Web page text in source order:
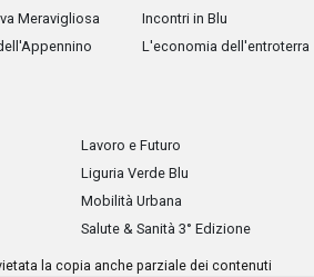
Meravigliosa
Incontri in Blu
L'economia dell'entroterra
Lavoro e Futuro
Liguria Verde Blu
Mobilità Urbana
Salute & Sanità 3° Edizione
la copia anche parziale dei contenuti